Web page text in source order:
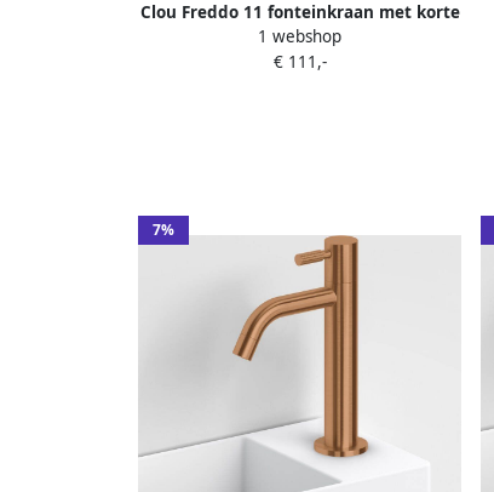
Clou Freddo 11 fonteinkraan met korte
uitloop chroom CL 06.03015.S
1 webshop
€ 111,-
7%